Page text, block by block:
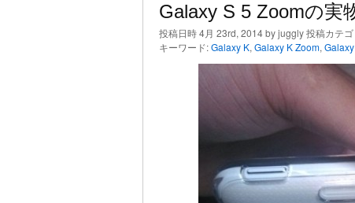
Galaxy S 5 Zoomの実
投稿日時 4月 23rd, 2014 by juggly 投稿カテゴ
キーワード:Galaxy K, Galaxy K Zoom,